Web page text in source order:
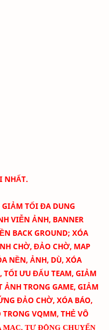
NHẤT.
GIẢM TỐI ĐA DUNG
VIỄN ẢNH, BANNER
BACK GROUND; XÓA
CHỜ, ĐẢO CHỜ, MAP
NỀN, ẢNH, DÙ, XÓA
TỐI ƯU ĐẤU TEAM, GIẢM
TRONG GAME, GIẢM
ĐẢO CHỜ, XÓA BÁO,
VQMM, THẺ VÔ
MẠC, TỰ ĐỘNG CHUYỂN